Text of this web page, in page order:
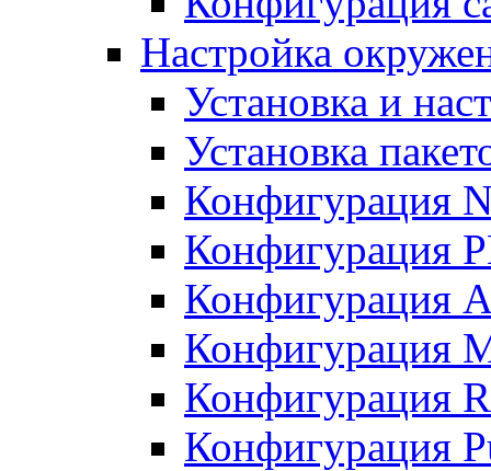
Настройка
Установка и
Установка
Конфигурация
Конфигурация
Конфигурация
Конфигурация
Конфигурация
Конфигурация